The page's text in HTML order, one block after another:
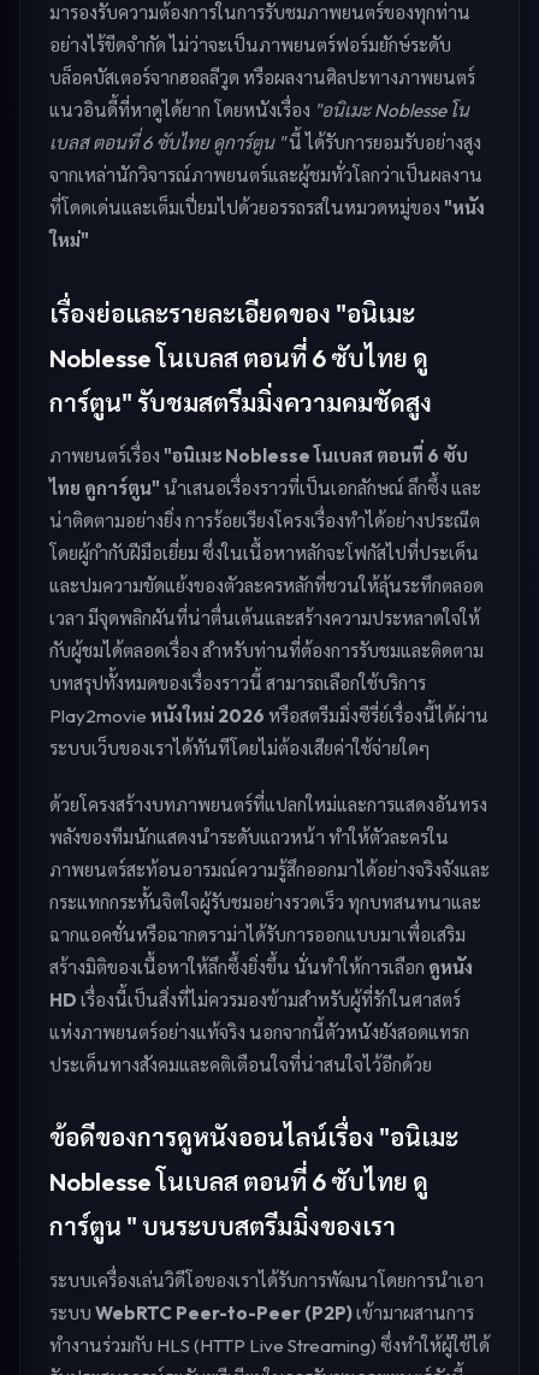
มารองรับความต้องการในการรับชมภาพยนตร์ของทุกท่าน
อย่างไร้ขีดจำกัด ไม่ว่าจะเป็นภาพยนตร์ฟอร์มยักษ์ระดับ
บล็อคบัสเตอร์จากฮอลลีวูด หรือผลงานศิลปะทางภาพยนตร์
แนวอินดี้ที่หาดูได้ยาก โดยหนังเรื่อง "อนิเมะ Noblesse โน
เบลส ตอนที่ 6 ซับไทย ดูการ์ตูน "นี้ ได้รับการยอมรับอย่างสูง
จากเหล่านักวิจารณ์ภาพยนตร์และผู้ชมทั่วโลกว่าเป็นผลงาน
ที่โดดเด่นและเต็มเปี่ยมไปด้วยอรรถรสในหมวดหมู่ของ "หนัง
ใหม่"
เรื่องย่อและรายละเอียดของ "อนิเมะ
Noblesse โนเบลส ตอนที่ 6 ซับไทย ดู
การ์ตูน" รับชมสตรีมมิ่งความคมชัดสูง
ภาพยนตร์เรื่อง "อนิเมะ Noblesse โนเบลส ตอนที่ 6 ซับ
ไทย ดูการ์ตูน" นำเสนอเรื่องราวที่เป็นเอกลักษณ์ ลึกซึ้ง และ
น่าติดตามอย่างยิ่ง การร้อยเรียงโครงเรื่องทำได้อย่างประณีต
โดยผู้กำกับฝีมือเยี่ยม ซึ่งในเนื้อหาหลักจะโฟกัสไปที่ประเด็น
และปมความขัดแย้งของตัวละครหลักที่ชวนให้ลุ้นระทึกตลอด
เวลา มีจุดพลิกผันที่น่าตื่นเต้นและสร้างความประหลาดใจให้
กับผู้ชมได้ตลอดเรื่อง สำหรับท่านที่ต้องการรับชมและติดตาม
บทสรุปทั้งหมดของเรื่องราวนี้ สามารถเลือกใช้บริการ
Play2movie หนังใหม่ 2026 หรือสตรีมมิ่งซีรี่ย์เรื่องนี้ได้ผ่าน
ระบบเว็บของเราได้ทันทีโดยไม่ต้องเสียค่าใช้จ่ายใดๆ
ด้วยโครงสร้างบทภาพยนตร์ที่แปลกใหม่และการแสดงอันทรง
พลังของทีมนักแสดงนำระดับแถวหน้า ทำให้ตัวละครใน
ภาพยนตร์สะท้อนอารมณ์ความรู้สึกออกมาได้อย่างจริงจังและ
กระแทกกระทั้นจิตใจผู้รับชมอย่างรวดเร็ว ทุกบทสนทนาและ
ฉากแอคชั่นหรือฉากดราม่าได้รับการออกแบบมาเพื่อเสริม
สร้างมิติของเนื้อหาให้ลึกซึ้งยิ่งขึ้น นั่นทำให้การเลือก ดูหนัง
HD เรื่องนี้เป็นสิ่งที่ไม่ควรมองข้ามสำหรับผู้ที่รักในศาสตร์
แห่งภาพยนตร์อย่างแท้จริง นอกจากนี้ตัวหนังยังสอดแทรก
ประเด็นทางสังคมและคติเตือนใจที่น่าสนใจไว้อีกด้วย
ข้อดีของการดูหนังออนไลน์เรื่อง "อนิเมะ
Noblesse โนเบลส ตอนที่ 6 ซับไทย ดู
การ์ตูน " บนระบบสตรีมมิ่งของเรา
ระบบเครื่องเล่นวิดีโอของเราได้รับการพัฒนาโดยการนำเอา
ระบบ WebRTC Peer-to-Peer (P2P)เข้ามาผสานการ
ทำงานร่วมกับ HLS (HTTP Live Streaming) ซึ่งทำให้ผู้ใช้ได้